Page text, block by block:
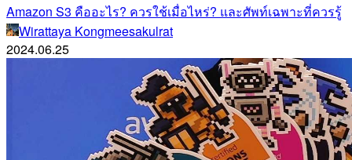
Amazon S3 คืออะไร? ควรใช้เมื่อไหร่? และศัพท์เฉพาะที่ควรรู้
Wirattaya Kongmeesakulrat
2024.06.25